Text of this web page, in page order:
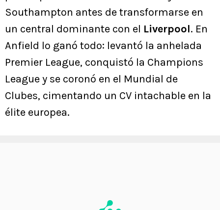
Southampton antes de transformarse en
un central dominante con el Liverpool. En
Anfield lo ganó todo: levantó la anhelada
Premier League, conquistó la Champions
League y se coronó en el Mundial de
Clubes, cimentando un CV intachable en la
élite europea.